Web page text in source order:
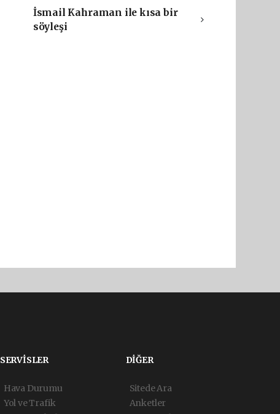
İsmail Kahraman ile kısa bir
söyleşi
SERVİSLER
Hava Durumu
Yol ve Trafik
DİĞER
Sitede Ara
Anketler